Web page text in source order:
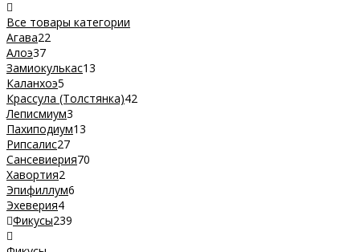
Все товары категории
Агава22
Алоэ37
Замиокулькас13
Каланхоэ5
Крассула (Толстянка)42
Леписмиум3
Пахиподиум13
Рипсалис27
Сансевиерия70
Хавортия2
Эпифиллум6
Эхеверия4
Фикусы239